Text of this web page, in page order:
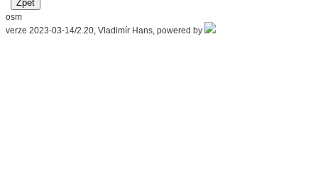
osm
verze 2023-03-14/2.20, Vladimír Hans, powered by